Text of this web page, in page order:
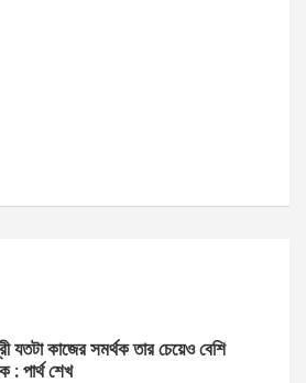
যতটা কাজের সমর্থক তার চেয়েও বেশি
: পার্থ শেখ